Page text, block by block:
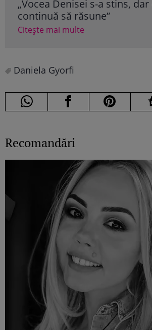
„Vocea Denisei s-a stins,
continuă să răsune”
Citește mai multe
Daniela Gyorfi
Recomandări